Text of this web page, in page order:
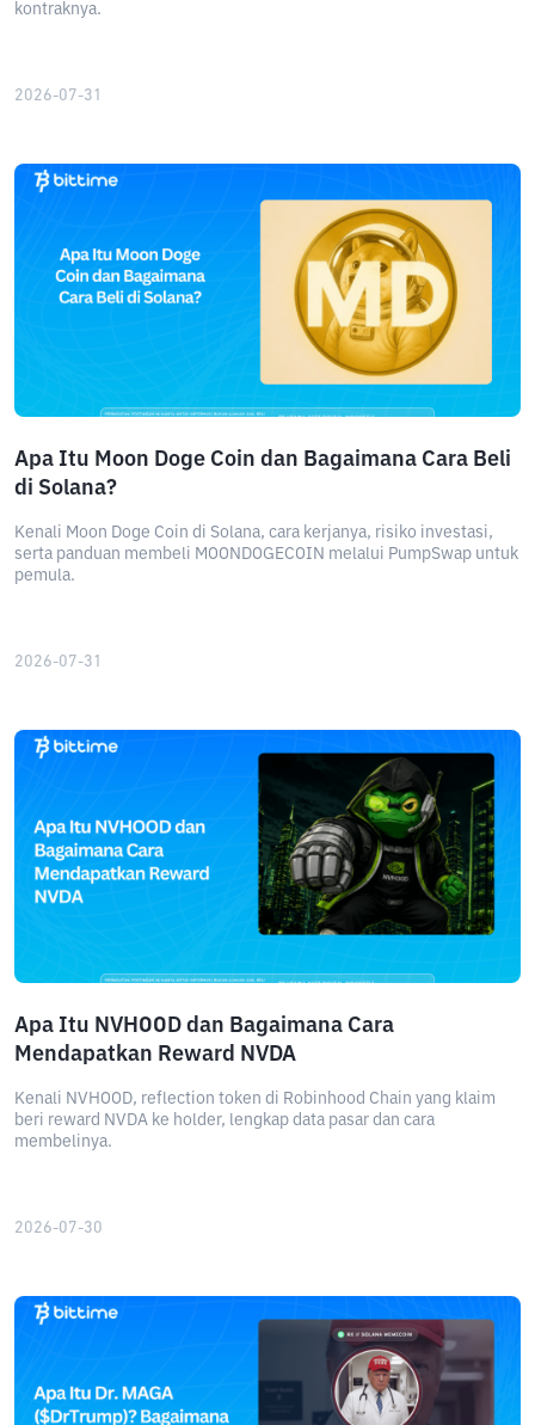
kontraknya.
2026-07-31
Apa Itu Moon Doge Coin dan Bagaimana Cara Beli
di Solana?
Kenali Moon Doge Coin di Solana, cara kerjanya, risiko investasi,
serta panduan membeli MOONDOGECOIN melalui PumpSwap untuk
pemula.
2026-07-31
Apa Itu NVHOOD dan Bagaimana Cara
Mendapatkan Reward NVDA
Kenali NVHOOD, reflection token di Robinhood Chain yang klaim
beri reward NVDA ke holder, lengkap data pasar dan cara
membelinya.
2026-07-30